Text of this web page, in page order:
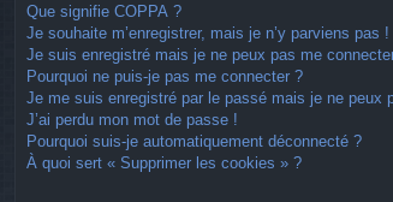
e
Que signifie COPPA ?
Je souhaite m’enregistrer, mais je n’y parviens pas !
Je suis enregistré mais je ne peux pas me
Pourquoi ne puis-je pas me connecter ?
Je me suis enregistré par le passé mais je ne peux
J’ai perdu mon mot de passe !
Pourquoi suis-je automatiquement déconnecté ?
À quoi sert « Supprimer les cookies » ?